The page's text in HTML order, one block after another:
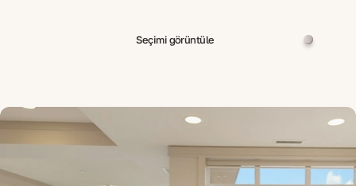
Seçimi görüntüle